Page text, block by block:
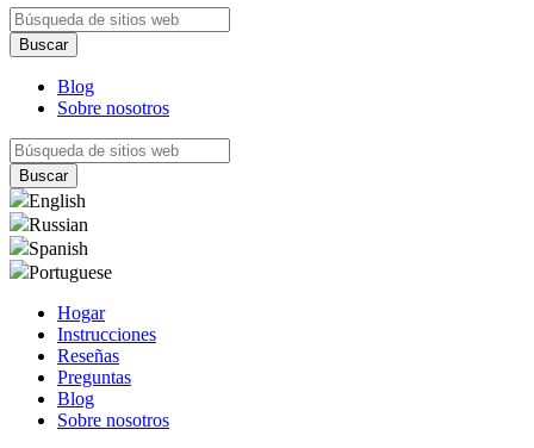
Blog
Sobre nosotros
English
Russian
Spanish
Portuguese
Hogar
Instrucciones
Reseñas
Preguntas
Blog
Sobre nosotros